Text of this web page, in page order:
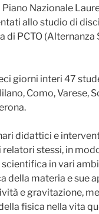
Nazionale
allo studio di
di PCTO
giorni interi 47
Como, Varese,
didattici e
stessi, in
in vari
materia e sue
e gravitazione,
fisica nella vita